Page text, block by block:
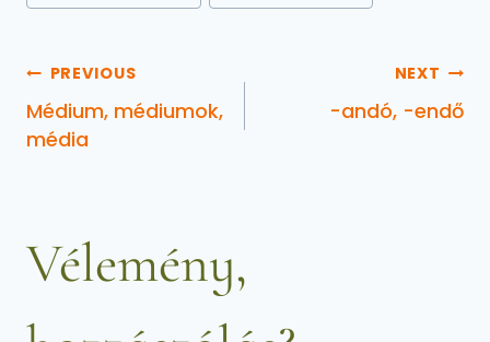
PREVIOUS
Médium, médiumok,
média
NEXT
-andó, -endő
Vélemény,